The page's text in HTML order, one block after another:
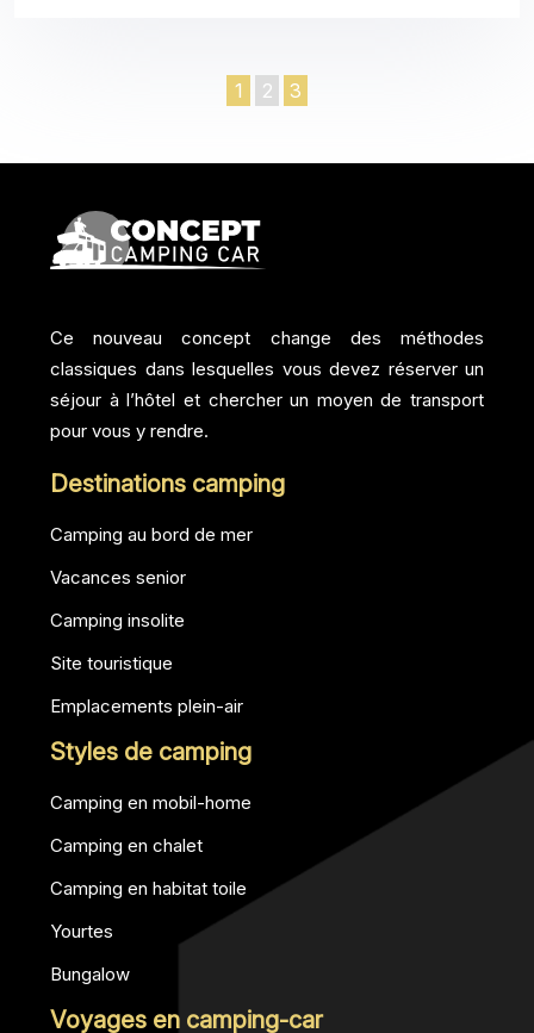
1 2 3
Ce nouveau concept change des méthodes
classiques dans lesquelles vous devez réserver un
séjour à l’hôtel et chercher un moyen de transport
pour vous y rendre.
Destinations camping
Camping au bord de mer
Vacances senior
Camping insolite
Site touristique
Emplacements plein-air
Styles de camping
Camping en mobil-home
Camping en chalet
Camping en habitat toile
Yourtes
Bungalow
Voyages en camping-car